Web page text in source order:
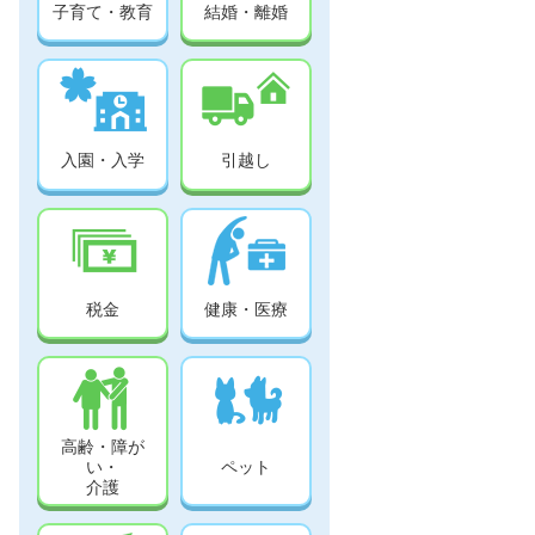
子育て・教育 結婚・離婚
入園・入学 引越し
税金 健康・医療
高齢・障が
い・
介護
ペット